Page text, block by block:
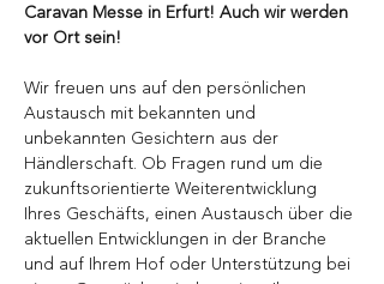
Caravan Messe in Erfurt! Auch wir werden
vor Ort sein!
Wir freuen uns auf den persönlichen
Austausch mit bekannten und
unbekannten Gesichtern aus der
Händlerschaft. Ob Fragen rund um die
zukunftsorientierte Weiterentwicklung
Ihres Geschäfts, einen Austausch über die
aktuellen Entwicklungen in der Branche
und auf Ihrem Hof oder Unterstützung bei